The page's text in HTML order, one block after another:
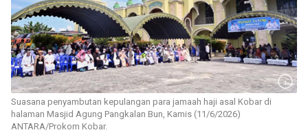
Suasana penyambutan kepulangan para jamaah haji asal Kobar di
halaman Masjid Agung Pangkalan Bun, Kamis (11/6/2026)
ANTARA/Prokom Kobar.